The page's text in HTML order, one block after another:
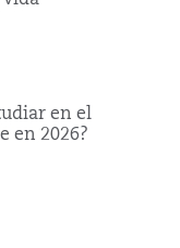
en el
en 2026?